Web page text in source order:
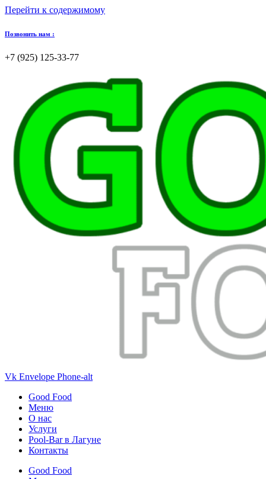
Перейти к содержимому
Позвонить нам :
+7 (925) 125-33-77
Vk Envelope Phone-alt
Good Food
Меню
О нас
Услуги
Pool-Bar в Лагуне
Контакты
Good Food